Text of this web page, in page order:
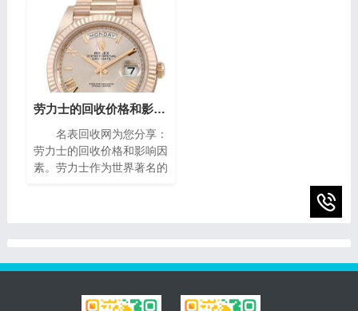
量而闻名。对于那些拥有一
款梵克雅宝手表的人来说，
了解其回收价格是非常重要
的。本文将为您介绍二手梵
克雅宝手表回收的价格指
南，帮助您获取最高回收
价。
劳力士的回收价格和影响因素(影响劳力士回收价格的因素)
名表回收网为您分享：
劳力士的回收价格和影响因
素。劳力士作为世界著名的